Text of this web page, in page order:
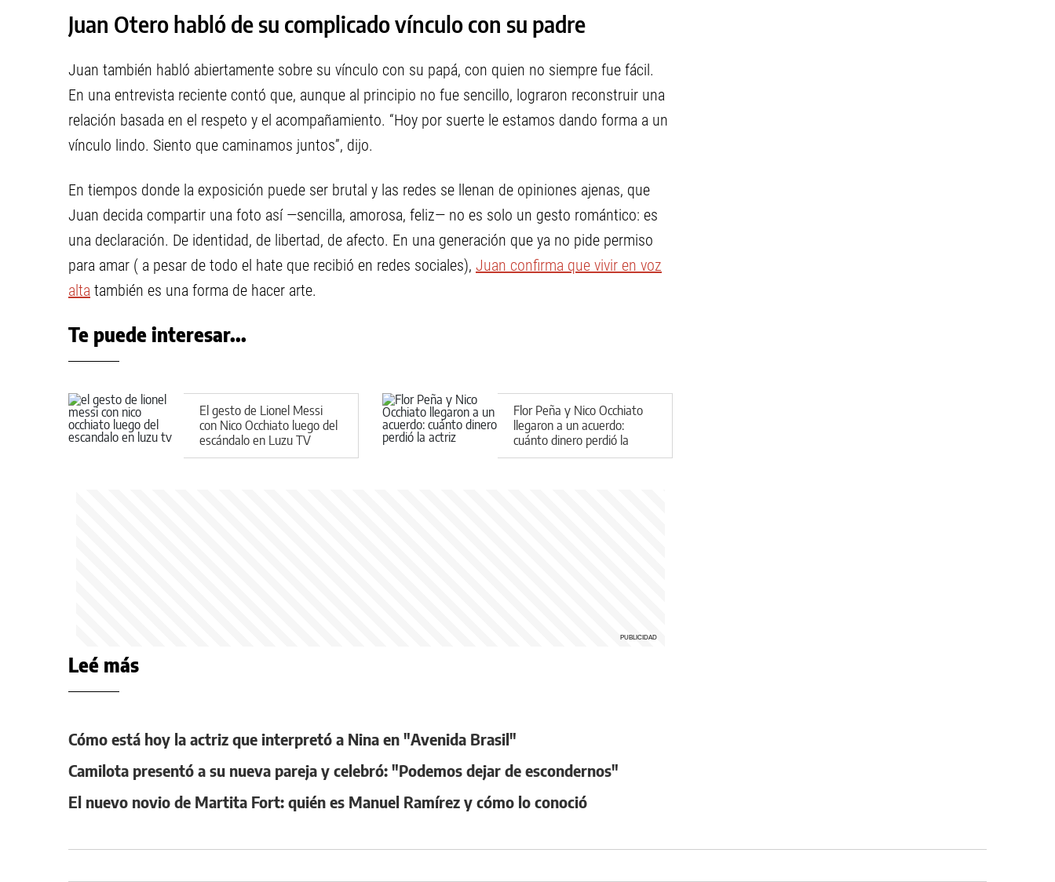
Juan Otero habló de su complicado vínculo con su padre
Juan también habló abiertamente sobre su vínculo con su papá, con quien no siempre fue fácil.
En una entrevista reciente contó que, aunque al principio no fue sencillo, lograron reconstruir una
relación basada en el respeto y el acompañamiento. “Hoy por suerte le estamos dando forma a un
vínculo lindo. Siento que caminamos juntos”, dijo.
En tiempos donde la exposición puede ser brutal y las redes se llenan de opiniones ajenas, que
Juan decida compartir una foto así —sencilla, amorosa, feliz— no es solo un gesto romántico: es
una declaración. De identidad, de libertad, de afecto. En una generación que ya no pide permiso
para amar ( a pesar de todo el hate que recibió en redes sociales), Juan confirma que vivir en voz
alta también es una forma de hacer arte.
Te puede interesar...
El gesto de Lionel Messi
con Nico Occhiato luego del
escándalo en Luzu TV
Flor Peña y Nico Occhiato
llegaron a un acuerdo:
cuánto dinero perdió la
actriz
Leé más
Cómo está hoy la actriz que interpretó a Nina en "Avenida Brasil"
Camilota presentó a su nueva pareja y celebró: "Podemos dejar de escondernos"
El nuevo novio de Martita Fort: quién es Manuel Ramírez y cómo lo conoció